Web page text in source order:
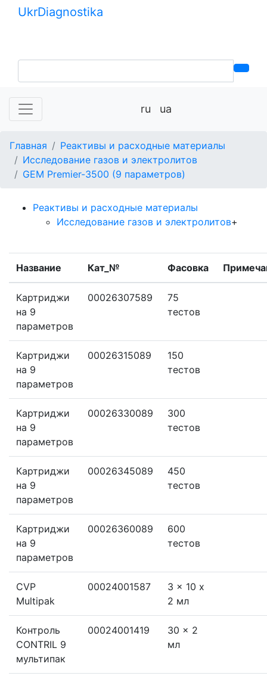
UkrDiagnostika
ru ua
Главная
Реактивы и расходные материалы
Исследование газов и электролитов
GEM Premier-3500 (9 параметров)
Реактивы и расходные материалы
Исследование газов и электролитов+
Название Кат_№ Фасовка
Картриджи
на 9
параметров
00026307589
75
тестов
Картриджи
на 9
параметров
00026315089
150
тестов
Картриджи
на 9
параметров
00026330089
300
тестов
Картриджи
на 9
параметров
00026345089
450
тестов
Картриджи
на 9
параметров
00026360089
600
тестов
CVP
Multipak
00024001587
3 x 10 x
2 мл
Контроль
CONTRIL 9
мультипак
00024001419
30 x 2
мл